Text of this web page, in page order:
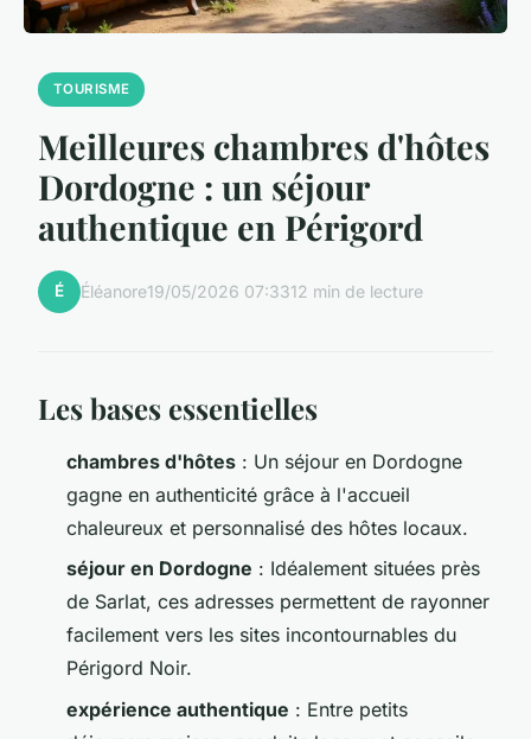
TOURISME
Meilleures chambres d'hôtes
Dordogne : un séjour
authentique en Périgord
É Éléanore19/05/2026 07:3312 min de lecture
Les bases essentielles
chambres d'hôtes : Un séjour en Dordogne
gagne en authenticité grâce à l'accueil
chaleureux et personnalisé des hôtes locaux.
séjour en Dordogne : Idéalement situées près
de Sarlat, ces adresses permettent de rayonner
facilement vers les sites incontournables du
Périgord Noir.
expérience authentique : Entre petits